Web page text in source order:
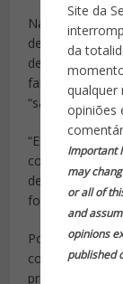
Site da
da
qualquer
opiniões
Important
may
or all of
and
opinions
published
Naquele que
despedida,
depositada
família. Entre
“saudável
“Esta é uma
com a cabeça
determinação:
forma como no
Pouco depois
confirmou em
primeiro-